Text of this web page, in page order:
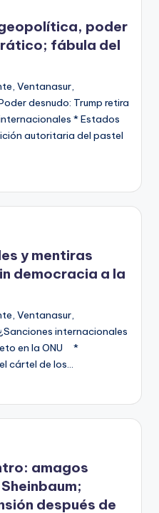
poder
fábula del
Ventanasur,
desnudo: Trump retira
* Estados
autoritaria del pastel
y mentiras
democracia a la
Ventanasur,
internacionales
en la ONU *
cártel de los…
amagos
después de